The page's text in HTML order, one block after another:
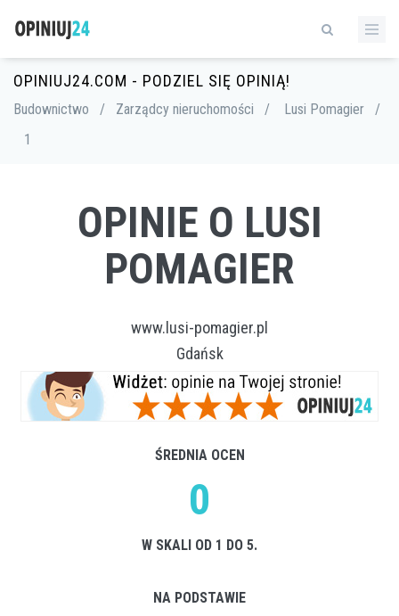
OPINIUJ24.COM - PODZIEL SIĘ OPINIĄ!
Budownictwo / Zarządcy nieruchomości / Lusi Pomagier
/
1
OPINIE O LUSI
POMAGIER
www.lusi-pomagier.pl
Gdańsk
ŚREDNIA OCEN
0
W SKALI OD 1 DO 5.
NA PODSTAWIE